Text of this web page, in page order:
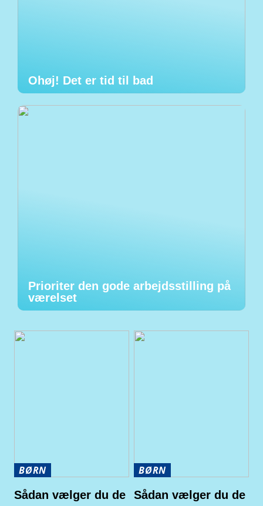
Ohøj! Det er tid til bad
Prioriter den gode arbejdsstilling på
værelset
BØRN
Sådan vælger du de
BØRN
Sådan vælger du de